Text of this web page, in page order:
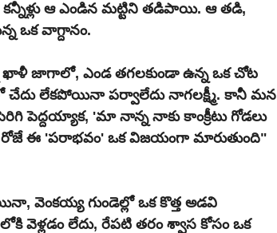
ఆ ఎండిన మట్టిని తడిపాయి. ఆ తడి,
ఒక వాగ్దానం.
ఖాళీ జాగాలో, ఎండ తగలకుండా ఉన్న ఒక చోట
చేదు లేకపోయినా పర్వాలేదు నాగలక్ష్మీ. కానీ మన
పెద్దయ్యాక, 'మా నాన్న నాకు కాంక్రీటు గోడలు
రోజే ఈ 'పరాభవం' ఒక విజయంగా మారుతుంది"
వెంకయ్య గుండెల్లో ఒక కొత్త అడవి
వెళ్లడం లేదు, రేపటి తరం శ్వాస కోసం ఒక